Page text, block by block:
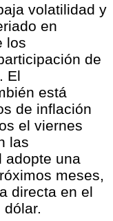
volatilidad y
en
los
de
El
está
de inflación
el viernes
las
adopte una
meses,
directa en el